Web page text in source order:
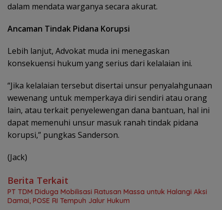
dalam mendata warganya secara akurat.
Ancaman Tindak Pidana Korupsi
Lebih lanjut, Advokat muda ini menegaskan
konsekuensi hukum yang serius dari kelalaian ini.
“Jika kelalaian tersebut disertai unsur penyalahgunaan
wewenang untuk memperkaya diri sendiri atau orang
lain, atau terkait penyelewengan dana bantuan, hal ini
dapat memenuhi unsur masuk ranah tindak pidana
korupsi,” pungkas Sanderson.
(Jack)
Berita Terkait
PT TDM Diduga Mobilisasi Ratusan Massa untuk Halangi Aksi
Damai, POSE RI Tempuh Jalur Hukum